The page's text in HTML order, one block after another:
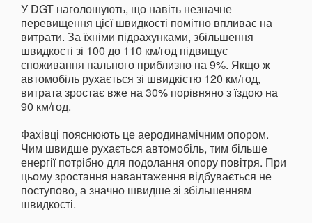
У DGT наголошують, що навіть незначне
перевищення цієї швидкості помітно впливає на
витрати. За їхніми підрахунками, збільшення
швидкості зі 100 до 110 км/год підвищує
споживання пального приблизно на 9%. Якщо ж
автомобіль рухається зі швидкістю 120 км/год,
витрата зростає вже на 30% порівняно з їздою на
90 км/год.
Фахівці пояснюють це аеродинамічним опором.
Чим швидше рухається автомобіль, тим більше
енергії потрібно для подолання опору повітря. При
цьому зростання навантаження відбувається не
поступово, а значно швидше зі збільшенням
швидкості.